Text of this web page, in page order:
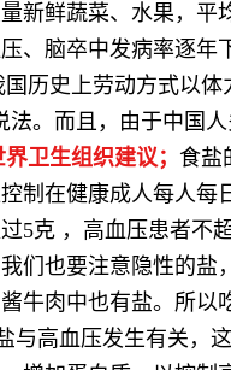
新鲜蔬菜、水果，平
、脑卒中发病率逐年
史上劳动方式以体力
法。而且，由于中国
界卫生组织建议； 食盐
制在健康成人每人每
5克 ，高血压患者不
我们也要注意隐性的
牛肉中也有盐。所
高血压发生有关，这